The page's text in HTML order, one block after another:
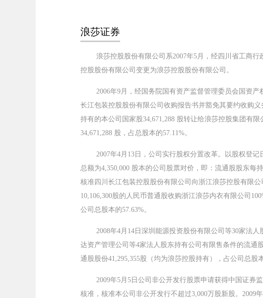
浪莎证券
浪莎控股股份有限公司系2007年5月，经四川省工商
控股股份有限公司变更为浪莎控股股份有限公司。
2006年9月，经国务院国有资产监督管理委员会国资
长江包装控股股份有限公司收购报告书并豁免其要约收购
持有的本公司国家股34,671,288 股转让给浪莎控股集团有
34,671,288 股，占总股本的57.11%。
2007年4月13日，公司实行股权分置改革。以股权登
总额为4,350,000 股本的公司股票对价，即：流通股股东
核准四川长江包装控股股份有限公司向浙江浪莎控股有限
10,106,300股的人民币普通股收购浙江浪莎内衣有限公司
公司总股本的57.63%。
2008年4月14日深圳能源投资股份有限公司等30家法
达资产管理公司等4家法人股东持有公司有限售条件的流通
通股股份41,295,355股（均为浪莎控股持有），占公司总股
2009年5月5日公司非公开发行股票申请获得中国证券
核准，核准本公司非公开发行不超过3,000万股新股。2009